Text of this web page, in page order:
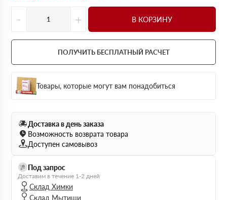
- + В КОРЗИНУ
ПОЛУЧИТЬ БЕСПЛАТНЫЙ РАСЧЕТ
Товары, которые могут вам понадобиться
Доставка в день заказа
Возможность возврата товара
Доступен самовывоз
Под запрос
Доставим в течение 1-2 дней
Склад Химки
Склад Мытищи